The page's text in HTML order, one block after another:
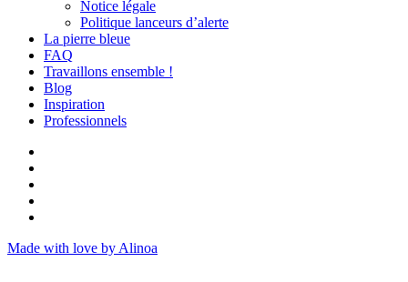
Notice légale
Politique lanceurs d’alerte
La pierre bleue
FAQ
Travaillons ensemble !
Blog
Inspiration
Professionnels
Made with love by Alinoa